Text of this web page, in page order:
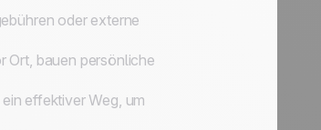
oder externe
Ort, bauen persönliche
effektiver Weg, um